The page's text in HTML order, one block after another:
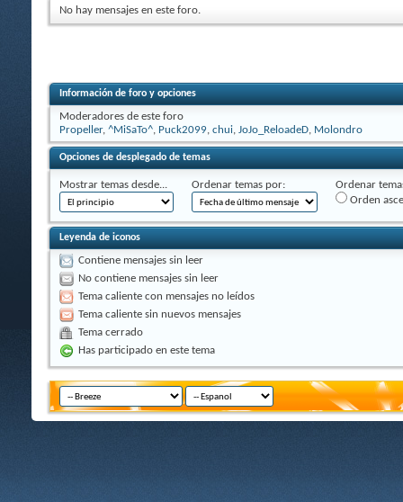
No hay mensajes en este foro.
Información de foro y opciones
Moderadores de este foro
Propeller, ^MiSaTo^, Puck2099, chui, JoJo_ReloadeD, Molondro
Opciones de desplegado de temas
Mostrar temas desde... Ordenar temas por:
Ordenar
Orden
Leyenda de iconos
Contiene mensajes sin leer
No contiene mensajes sin leer
Tema caliente con mensajes no leídos
Tema caliente sin nuevos mensajes
Tema cerrado
Has participado en este tema